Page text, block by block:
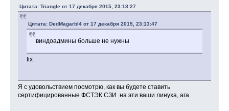
Цитата: Triangle от 17 декабря 2015, 23:18:27
Цитата: DedMagarbI4 от 17 декабря 2015, 23:13:47
виндоадмины больше не нужны
fix
Я с удовольствием посмотрю, как вы будете ставить
сертифицированные ФСТЭК СЗИ на эти ваши линуха, ага.